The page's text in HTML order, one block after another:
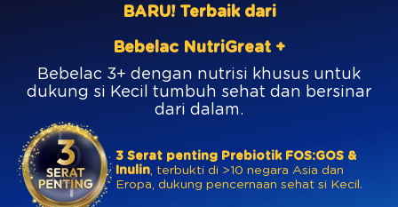
BARU! Terbaik dari
Bebelac NutriGreat +
Bebelac 3+ dengan nutrisi khusus untuk
dukung si Kecil tumbuh sehat dan bersinar
dari dalam.
3 Serat penting Prebiotik FOS:GOS &
Inulin, terbukti di >10 negara Asia dan
Eropa, dukung pencernaan sehat si Kecil.